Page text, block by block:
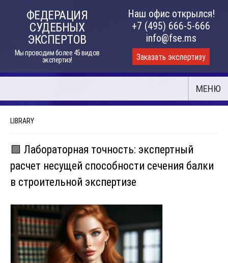
ФЕДЕРАЦИЯ
СУДЕБНЫХ
ЭКСПЕРТОВ
Мы проводим более 45 видов
экспертиз!
Наш офис открылся!
+7 (495) 666-5-666
info@fse.ms
Заказать экспертизу
МЕНЮ
LIBRARY
🟩 Лабораторная точность: экспертный
расчет несущей способности сечения балки
в строительной экспертизе